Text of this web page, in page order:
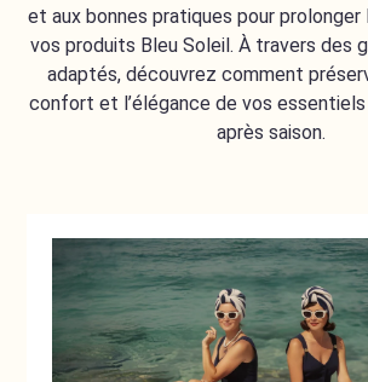
et aux bonnes pratiques pour prolonger
vos produits Bleu Soleil. À travers des
adaptés, découvrez comment
confort et l’élégance de vos essentiels
après saison.